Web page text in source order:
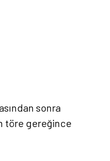
sonra
töre gereğince